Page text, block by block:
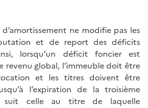
ne modifie pas les
et de report des déficits
lorsqu’un déficit foncier est
revenu global, l’immeuble doit être
et les titres doivent être
l’expiration de la troisième
suit celle au titre de laquelle